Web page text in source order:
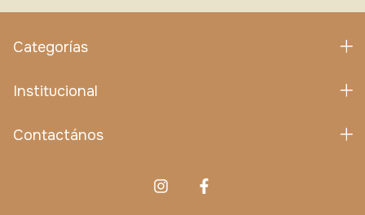
Categorías
Institucional
Contactános